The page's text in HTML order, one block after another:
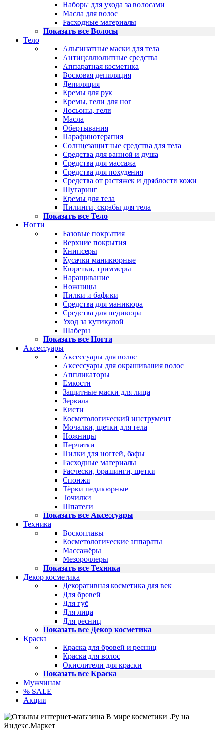
Наборы для ухода за волосами
Масла для волос
Расходные материалы
Показать все Волосы
Тело
Альгинатные маски для тела
Антицеллюлитные средства
Аппаратная косметика
Восковая депиляция
Депиляция
Кремы для рук
Кремы, гели для ног
Лосьоны, гели
Масла
Обертывания
Парафинотерапия
Солнцезащитные средства для тела
Средства для ванной и душа
Средства для массажа
Средства для похудения
Средства от растяжек и дряблости кожи
Шугаринг
Кремы для тела
Пилинги, скрабы для тела
Показать все Тело
Ногти
Базовые покрытия
Верхние покрытия
Книпсеры
Кусачки маникюрные
Кюретки, триммеры
Наращивание
Ножницы
Пилки и бафики
Средства для маникюра
Средства для педикюра
Уход за кутикулой
Шаберы
Показать все Ногти
Аксессуары
Аксессуары для волос
Аксессуары для окрашивания волос
Аппликаторы
Емкости
Защитные маски для лица
Зеркала
Кисти
Косметологический инструмент
Мочалки, щетки для тела
Ножницы
Перчатки
Пилки для ногтей, бафы
Расходные материалы
Расчески, брашинги, щетки
Спонжи
Тёрки педикюрные
Точилки
Шпатели
Показать все Аксессуары
Техника
Воскоплавы
Косметологические аппараты
Массажёры
Мезороллеры
Показать все Техника
Декор косметика
Декоративная косметика для век
Для бровей
Для губ
Для лица
Для ресниц
Показать все Декор косметика
Краска
Краска для бровей и ресниц
Краска для волос
Окислители для краски
Показать все Краска
Мужчинам
% SALE
Акции